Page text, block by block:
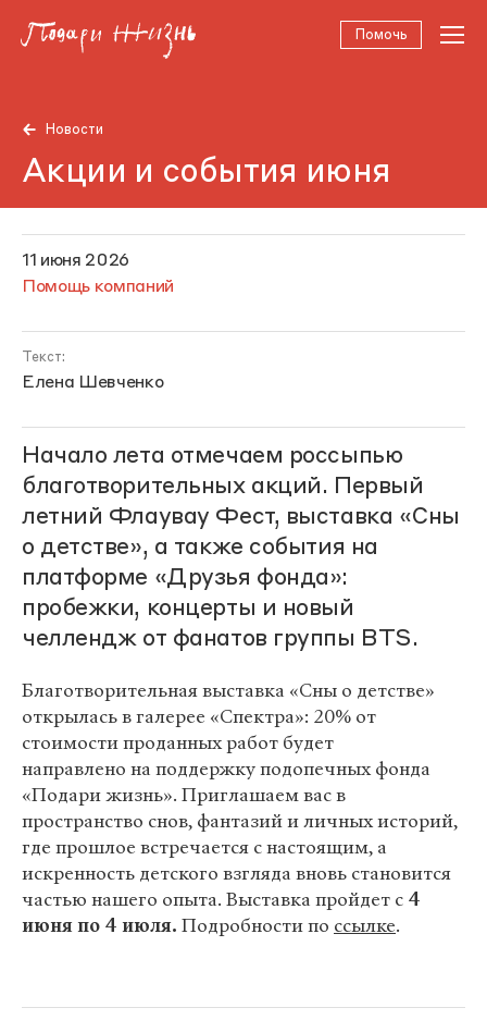
Помочь
Новости
Акции и события июня
11 июня 2026
Помощь компаний
Текст:
Елена Шевченко
Начало лета отмечаем россыпью
благотворительных акций. Первый
летний Флаувау Фест, выставка «Сны
о детстве», а также события на
платформе «Друзья фонда»:
пробежки, концерты и новый
челлендж от фанатов группы BTS.
Благотворительная выставка «Сны о детстве»
открылась в галерее «Спектра»: 20% от
стоимости проданных работ будет
направлено на поддержку подопечных фонда
«Подари жизнь». Приглашаем вас в
пространство снов, фантазий и личных историй,
где прошлое встречается с настоящим, а
искренность детского взгляда вновь становится
частью нашего опыта. Выставка пройдет с 4
июня по 4 июля. Подробности по ссылке.